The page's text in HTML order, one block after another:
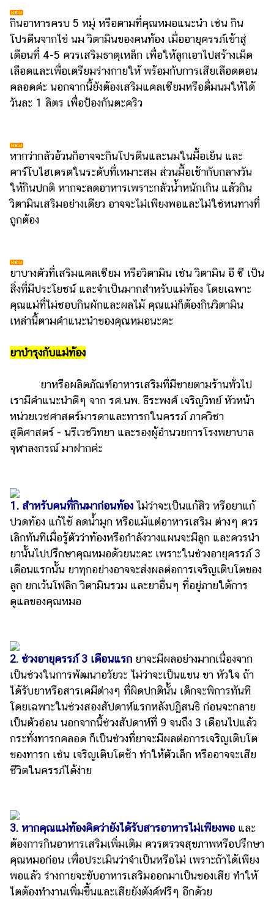
คอร์ส
ออนไลน์
เรียน
เลข
ออนไลน์
ติดต่อ
แจ้ง
ปัญหา
ร่วม
งาน
กับ
เรา
กินอาหารครบ 5 หมู่ หรือตามที่คุณหมอแนะนำ เช่น กิน
โปรตีนจากไข่ นม วิตามินของคนท้อง เมื่ออายุครรภ์เข้าสู่
เดือนที่ 4-5 ควรเสริมธาตุเหล็ก เพื่อให้ลูกเอาไปสร้างเม็ด
เลือดและเพื่อเตรียมร่างกายให้ พร้อมกับการเสียเลือดตอน
คลอดค่ะ นอกจากนี้ยังต้องเสริมแคลเซียมหรือดื่มนมให้ได้
วันละ 1 ลิตร เพื่อป้องกันตะคริว
หากว่ากลัวอ้วนก็อาจจะกินโปรตีนและนมในมื้อเย็น และ
คาร์โบไฮเดรตในระดับที่เหมาะสม ส่วนมื้อเช้ากับกลางวัน
ให้กินปกติ หากจะลดอาหารเพราะกลัวน้ำหนักเกิน แล้วกิน
วิตามินเสริมอย่างเดียว อาจจะไม่เพียงพอและไม่ใช่หนทางที่
ถูกต้อง
ยาบางตัวที่เสริมแคลเซียม หรือวิตามิน เช่น วิตามิน อี ซี เป็น
สิ่งที่มีประโยชน์ และจำเป็นมากสำหรับแม่ท้อง โดยเฉพาะ
คุณแม่ที่ไม่ชอบกินผักและผลไม้ คุณแม่ก็ต้องกินวิตามิน
เหล่านี้ตามคำแนะนำของคุณหมอนะคะ
ยาบำรุงกับแม่ท้อง
ยาหรือผลิตภัณฑ์อาหารเสริมที่มีขายตามร้านทั่วไป
เรามีคำแนะนำดีๆ จาก รศ.นพ. ธีระพงศ์ เจริญวิทย์ หัวหน้า
หน่วยเวชศาสตร์มารดาและทารกในครรภ์ ภาควิชา
สูติศาสตร์ - นรีเวชวิทยา และรองผู้อำนวยการโรงพยาบาล
จุฬาลงกรณ์ มาฝากค่ะ
1. สำหรับคนที่กินมาก่อนท้อง ไม่ว่าจะเป็นแก้สิว หรือยาแก้
ปวดท้อง แก้ไข้ ลดน้ำมูก หรือแม้แต่อาหารเสริม ต่างๆ ควร
เลิกทันทีเมื่อรู้ตัวว่าท้องหรือกำลังวางแผนจะมีลูก และควรนำ
ยานั้นไปปรึกษาคุณหมอด้วยนะคะ เพราะในช่วงอายุครรภ์ 3
เดือนแรกนั้น ยาทุกอย่างอาจจะส่งผลต่อการเจริญเติบโตของ
ลูก ยกเว้นโฟลิก วิตามินรวม และยาอื่นๆ ที่อยู่ภายใต้การ
ดูแลของคุณหมอ
2. ช่วงอายุครรภ์ 3 เดือนแรก ยาจะมีผลอย่างมากเนื่องจาก
เป็นช่วงในการพัฒนาอวัยวะ ไม่ว่าจะเป็นแขน ขา หัวใจ ถ้า
ได้รับยาหรือสารเคมีต่างๆ ที่ผิดปกตินั้น เด็กจะพิการทันที
โดยเฉพาะในช่วงสองสัปดาห์แรกหลังปฏิสนธิ ก่อนจะกลาย
เป็นตัวอ่อน นอกจากนี้ช่วงสัปดาห์ที่ 9 จนถึง 3 เดือนไปแล้ว
กระทั่งทารกคลอด ก็เป็นช่วงที่ยาจะมีผลต่อการเจริญเติบโต
ของทารก เช่น เจริญเติบโตช้า ทำให้ตัวเล็ก หรืออาจจะเสีย
ชีวิตในครรภ์ได้ง่าย
3. หากคุณแม่ท้องคิดว่ายังได้รับสารอาหารไม่เพียงพอ และ
ต้องการกินอาหารเสริมเพิ่มเติม ควรตรวจสุขภาพหรือปรึกษา
คุณหมอก่อน เพื่อประเมินว่าจำเป็นหรือไม่ เพราะถ้าได้เพียง
พอแล้ว ร่างกายจะขับอาหารเสริมออกมาเป็นของเสีย ทำให้
ไตต้องทำงานเพิ่มขึ้นและเสียยังตังค์ฟรีๆ อีกด้วย